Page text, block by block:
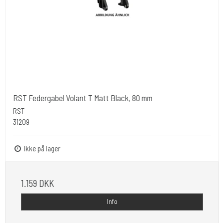
RST Federgabel Volant T Matt Black, 80 mm
RST
31209
Ikke på lager
1.159 DKK
Info